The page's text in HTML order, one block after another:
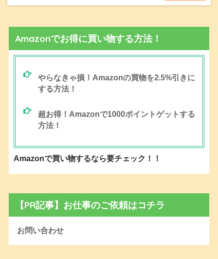
Amazonでお得に買い物する方法！
やらなきゃ損！Amazonの買物を2.5%引きに
する方法！
超お得！Amazonで1000ポイントゲットする
方法！
Amazonで買い物するなら要チェック！！
【PR記事】お仕事のご依頼はコチラ
お問い合わせ